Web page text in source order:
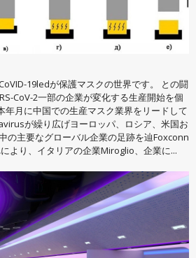
19ledが保護マスクの世界です。 との闘
CoV-2一部の企業が変化する生産開始を個
年月に中国での生産マスク業界をリードして
が繰り広げヨーロッパ、ロシア、米国お
の主要なグローバル企業の足跡を辿Foxconn
より、イタリアの企業Miroglio、企業に...